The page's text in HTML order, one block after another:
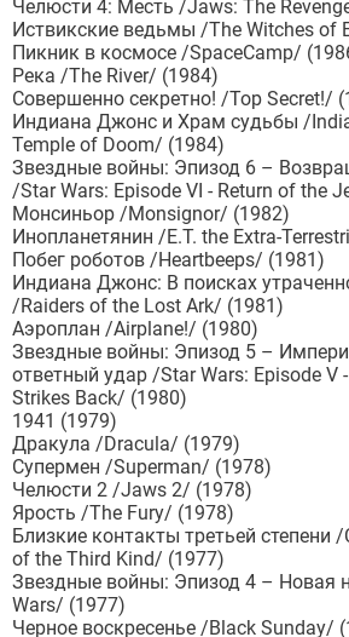
Челюсти 4: Месть /Jaws: The
Иствикские ведьмы /The Witches of
Пикник в космосе /SpaceCamp/
Река /The River/ (1984)
Совершенно секретно! /Top Secret!/
Индиана Джонс и Храм судьбы /
Temple of Doom/ (1984)
Звездные войны: Эпизод 6 –
/Star Wars: Episode VI - Return of the
Монсиньор /Monsignor/ (1982)
Инопланетянин /E.T. the Extra-
Побег роботов /Heartbeeps/ (1981)
Индиана Джонс: В поисках
/Raiders of the Lost Ark/ (1981)
Аэроплан /Airplane!/ (1980)
Звездные войны: Эпизод 5 –
ответный удар /Star Wars: Episode V
Strikes Back/ (1980)
1941 (1979)
Дракула /Dracula/ (1979)
Супермен /Superman/ (1978)
Челюсти 2 /Jaws 2/ (1978)
Ярость /The Fury/ (1978)
Близкие контакты третьей степени
of the Third Kind/ (1977)
Звездные войны: Эпизод 4 – Новая
Wars/ (1977)
Черное воскресенье /Black Sunday/